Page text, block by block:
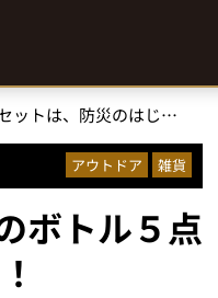
【MonoMax付録】完売必至のチャムスのボトル５点セットは、防災のはじめの一歩としても！
アウトドア 雑貨
ボトル５点